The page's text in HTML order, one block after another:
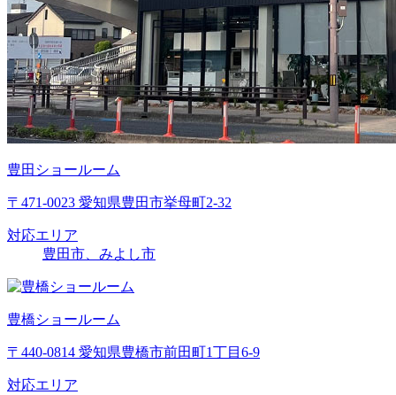
豊田ショールーム
〒471-0023 愛知県豊田市挙母町2-32
対応エリア
豊田市、みよし市
豊橋ショールーム
〒440-0814 愛知県豊橋市前田町1丁目6-9
対応エリア